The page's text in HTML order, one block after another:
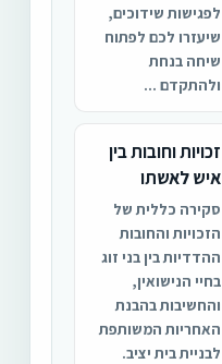
לפגישות שידוכים,
שיעזרו לכם לפתוח
שיחה בנחת
ולהתקדם ...
זכויות וחובות בין
איש לאשתו
סקירה כללית של
הזכויות והחובות
ההדדיות בין בני זוג
בחיי הנישואין,
והחשיבות בהבנת
האחריות המשותפת
לבניית בית יציב.